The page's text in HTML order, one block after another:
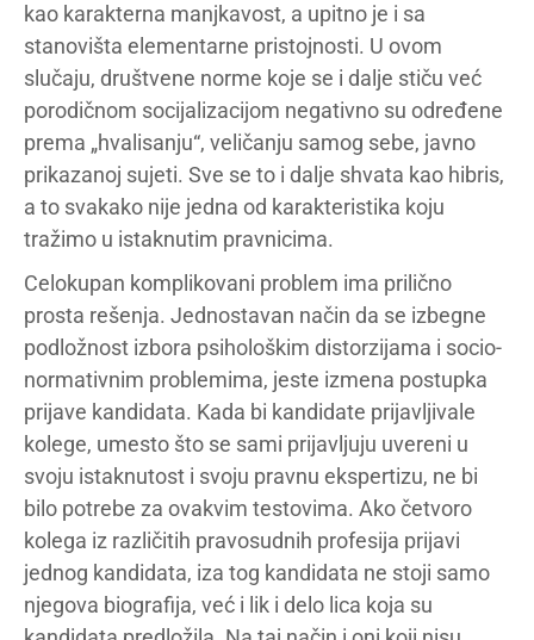
kao karakterna manjkavost, a upitno je i sa
stanovišta elementarne pristojnosti. U ovom
slučaju, društvene norme koje se i dalje stiču već
porodičnom socijalizacijom negativno su određene
prema „hvalisanju“, veličanju samog sebe, javno
prikazanoj sujeti. Sve se to i dalje shvata kao hibris,
a to svakako nije jedna od karakteristika koju
tražimo u istaknutim pravnicima.
Celokupan komplikovani problem ima prilično
prosta rešenja. Jednostavan način da se izbegne
podložnost izbora psihološkim distorzijama i socio-
normativnim problemima, jeste izmena postupka
prijave kandidata. Kada bi kandidate prijavljivale
kolege, umesto što se sami prijavljuju uvereni u
svoju istaknutost i svoju pravnu ekspertizu, ne bi
bilo potrebe za ovakvim testovima. Ako četvoro
kolega iz različitih pravosudnih profesija prijavi
jednog kandidata, iza tog kandidata ne stoji samo
njegova biografija, već i lik i delo lica koja su